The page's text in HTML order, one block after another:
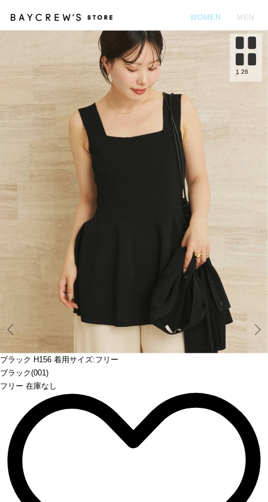
WOMEN MEN
ブラック H156 着用サイズ:フリー
ブラック(001)
フリー 在庫なし
1 26